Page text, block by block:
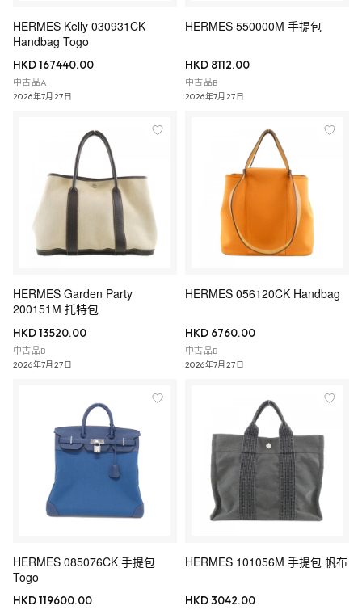
HERMES Kelly 030931CK
Handbag Togo
HKD 167440.00
中古品A
2026年7月27日
HERMES 550000M 手提包
HKD 8112.00
中古品B
2026年7月27日
HERMES Garden Party
200151M 托特包
HKD 13520.00
中古品B
2026年7月27日
HERMES 056120CK Handbag
HKD 6760.00
中古品B
2026年7月27日
HERMES 085076CK 手提包
Togo
HKD 119600.00
HERMES 101056M 手提包 帆布
HKD 3042.00